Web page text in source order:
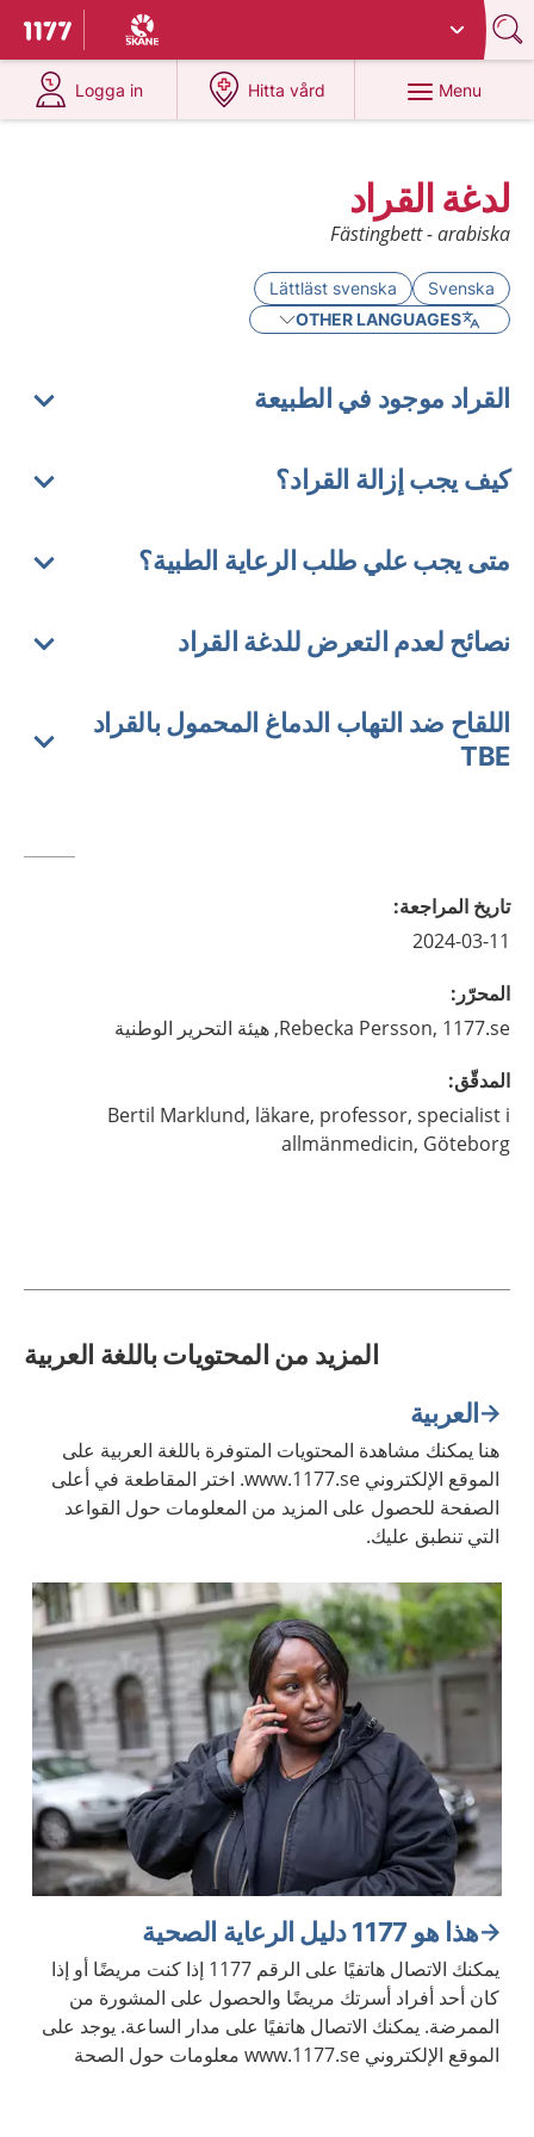
To start page for 1177
Du har valt region
Logga in
at 1177.se
Hitta vård
at 1177.se
Menu
لدغة القراد
Fästingbett - arabiska
Svenska
Lättläst svenska
OTHER LANGUAGES
القراد موجود في الطبيعة
كيف يجب إزالة القراد؟
متى يجب علي طلب الرعاية الطبية؟
نصائح لعدم التعرض للدغة القراد
اللقاح ضد التهاب الدماغ المحمول بالقراد
TBE
تاريخ المراجعة:
2024-03-11
المحرّر :
Rebecka Persson, 1177.se, هيئة التحرير الوطنية
المدقّق:
Bertil Marklund, läkare, professor, specialist i
allmänmedicin, Göteborg
المزيد من المحتويات باللغة العربية
العربية
هنا يمكنك مشاهدة المحتويات المتوفرة باللغة العربية على
الموقع الإلكتروني www.1177.se. اختر المقاطعة في أعلى
الصفحة للحصول على المزيد من المعلومات حول القواعد
التي تنطبق عليك.
هذا هو 1177 دليل الرعاية الصحية
يمكنك الاتصال هاتفيًا على الرقم 1177 إذا كنت مريضًا أو إذا
كان أحد أفراد أسرتك مريضًا والحصول على المشورة من
الممرضة. يمكنك الاتصال هاتفيًا على مدار الساعة. يوجد على
الموقع الإلكتروني www.1177.se معلومات حول الصحة